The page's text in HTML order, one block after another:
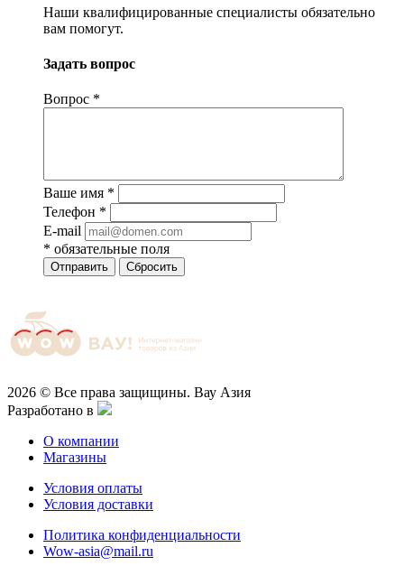
Наши квалифицированные специалисты обязательно
вам помогут.
Задать вопрос
Вопрос *
Ваше имя *
Телефон *
E-mail
* обязательные поля
Отправить Сбросить
2026 © Все права защищины. Вау Азия
Разработано в
О компании
Магазины
Условия оплаты
Условия доставки
Политика конфиденциальности
Wow-asia@mail.ru